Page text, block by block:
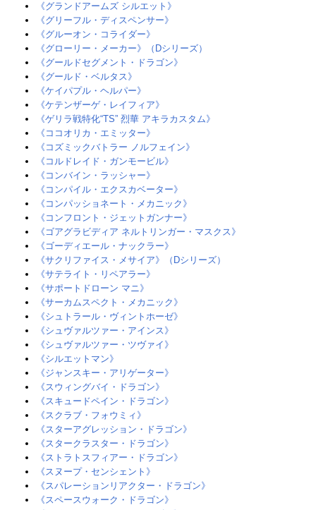
《グランドアームズ シルエット》
《グリーフル・ディスペンサー》
《グルーオン・コライダー》
《グローリー・メーカー》（Dシリーズ）
《グールドセグメント・ドラゴン》
《グールド・ベルタス》‎
《ケイパプル・ヘルパー》‎
《ケテンザーゲ・レイフィア》
《ゲリラ戦特化“TS” 烈華 アキラカスタム》
《ココオリカ・エミッター》
《コズミックバトラー ノルフェイン》
《コルドレイド・ガンモービル》
《コンバイン・ラッシャー》‎
《コンパイル・エクスカベーター》
《コンパッショネート・メカニック》‎
《コンフロント・ジェットガンナー》
《ゴアグラビディア ネルトリンガー・マスクス》‎
《ゴーディエール・ナックラー》
《サクリファイス・メサイア》（Dシリーズ）
《サテライト・リペアラー》‎
《サポートドローン マニ》‎
《サーカムスペクト・メカニック》
《シュトラール・ヴィントホーゼ》‎
《シュヴァルツァー・アインス》‎
《シュヴァルツァー・ツヴァイ》‎
《シルエットマン》‎
《ジャンスキー・アリゲーター》
《スウィングバイ・ドラゴン》‎
《スキュードペイン・ドラゴン》‎
《スクラブ・フォウミィ》
《スターアグレッション・ドラゴン》
《スタークラスター・ドラゴン》
《ストラトスフィアー・ドラゴン》
《スヌープ・センシェント》
《スパレーションリアクター・ドラゴン》‎
《スペースウォーク・ドラゴン》